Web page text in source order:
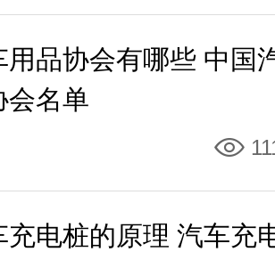
用品协会有哪些 中国
会名单
充电桩的原理 汽车充